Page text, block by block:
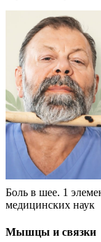
Боль в шее. 1
медицинских наук
Мышцы и связки